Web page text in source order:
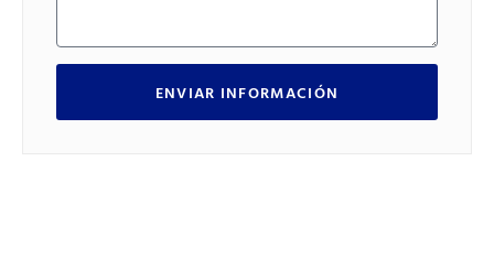
ENVIAR INFORMACIÓN